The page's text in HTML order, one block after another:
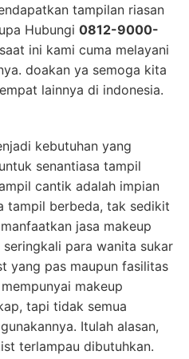
tampilan riasan
Hubungi 0812-9000-
ini kami cuma melayani
doakan ya semoga kita
lainnya di indonesia.
kebutuhan yang
senantiasa tampil
cantik adalah impian
tampil berbeda, tak sedikit
jasa makeup
para wanita sukar
yang pas maupun fasilitas
makeup
tapi tidak semua
Itulah alasan,
terlampau dibutuhkan.